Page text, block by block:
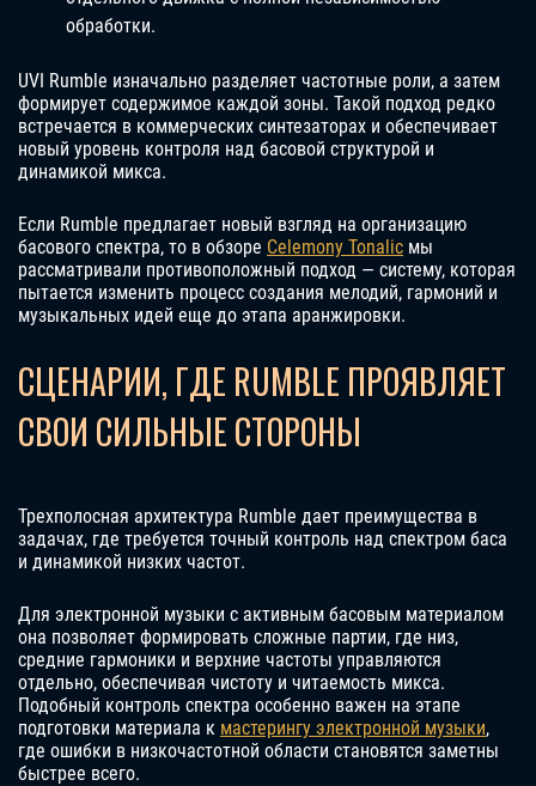
обработки.
UVI Rumble изначально разделяет частотные роли, а затем
формирует содержимое каждой зоны. Такой подход редко
встречается в коммерческих синтезаторах и обеспечивает
новый уровень контроля над басовой структурой и
динамикой микса.
Если Rumble предлагает новый взгляд на организацию
басового спектра, то в обзоре Celemony Tonalic мы
рассматривали противоположный подход — систему, которая
пытается изменить процесс создания мелодий, гармоний и
музыкальных идей еще до этапа аранжировки.
СЦЕНАРИИ, ГДЕ RUMBLE ПРОЯВЛЯЕТ
СВОИ СИЛЬНЫЕ СТОРОНЫ
Трехполосная архитектура Rumble дает преимущества в
задачах, где требуется точный контроль над спектром баса
и динамикой низких частот.
Для электронной музыки с активным басовым материалом
она позволяет формировать сложные партии, где низ,
средние гармоники и верхние частоты управляются
отдельно, обеспечивая чистоту и читаемость микса.
Подобный контроль спектра особенно важен на этапе
подготовки материала к мастерингу электронной музыки,
где ошибки в низкочастотной области становятся заметны
быстрее всего.